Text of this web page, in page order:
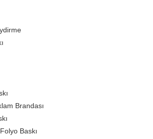
Brandası
Baskı